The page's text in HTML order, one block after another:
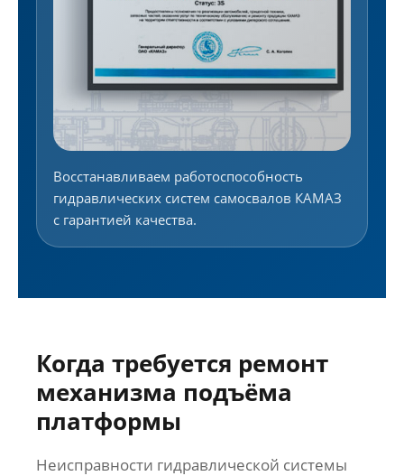
Восстанавливаем работоспособность
гидравлических систем самосвалов КАМАЗ
с гарантией качества.
Когда требуется ремонт
механизма подъёма
платформы
Неисправности гидравлической системы